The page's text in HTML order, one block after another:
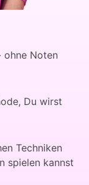
ohne Noten
Du wirst
Techniken
spielen kannst